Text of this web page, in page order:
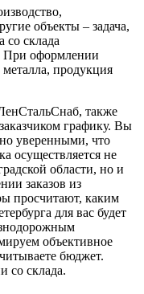
объекты – задача,
со склада
При оформлении
металла, продукция
также
графику. Вы
уверенными, что
осуществляется не
области, но и
заказов из
просчитают, каким
для вас будет
объективное
бюджет.
со склада.